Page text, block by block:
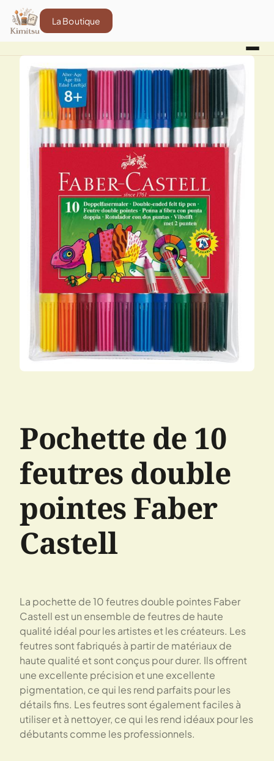
La Boutique
Pochette de 10
feutres double
pointes Faber
Castell
La pochette de 10 feutres double pointes Faber
Castell est un ensemble de feutres de haute
qualité idéal pour les artistes et les créateurs. Les
feutres sont fabriqués à partir de matériaux de
haute qualité et sont conçus pour durer. Ils offrent
une excellente précision et une excellente
pigmentation, ce qui les rend parfaits pour les
détails fins. Les feutres sont également faciles à
utiliser et à nettoyer, ce qui les rend idéaux pour les
débutants comme les professionnels.